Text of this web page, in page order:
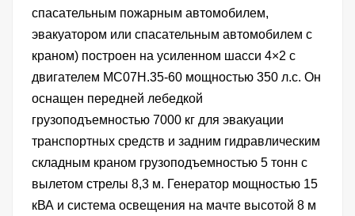
спасательным пожарным автомобилем,
эвакуатором или спасательным автомобилем с
краном) построен на усиленном шасси 4×2 с
двигателем MC07H.35-60 мощностью 350 л.с. Он
оснащен передней лебедкой
грузоподъемностью 7000 кг для эвакуации
транспортных средств и задним гидравлическим
складным краном грузоподъемностью 5 тонн с
вылетом стрелы 8,3 м. Генератор мощностью 15
кВА и система освещения на мачте высотой 8 м